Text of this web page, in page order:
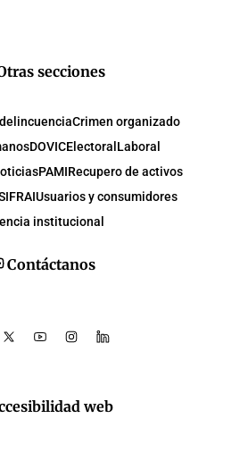
Contáctanos
web
secciones
Crimen organizado
DOVICElectoral Laboral
PAMIRecupero de activos
Usuarios y consumidores
institucional